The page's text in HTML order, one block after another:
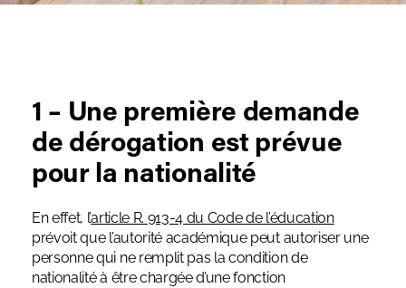
1 – Une première demande
de dérogation est prévue
pour la nationalité
En effet, l’article R. 913-4 du Code de l’éducation
prévoit que l’autorité académique peut autoriser une
personne qui ne remplit pas la condition de
nationalité à être chargée d’une fonction